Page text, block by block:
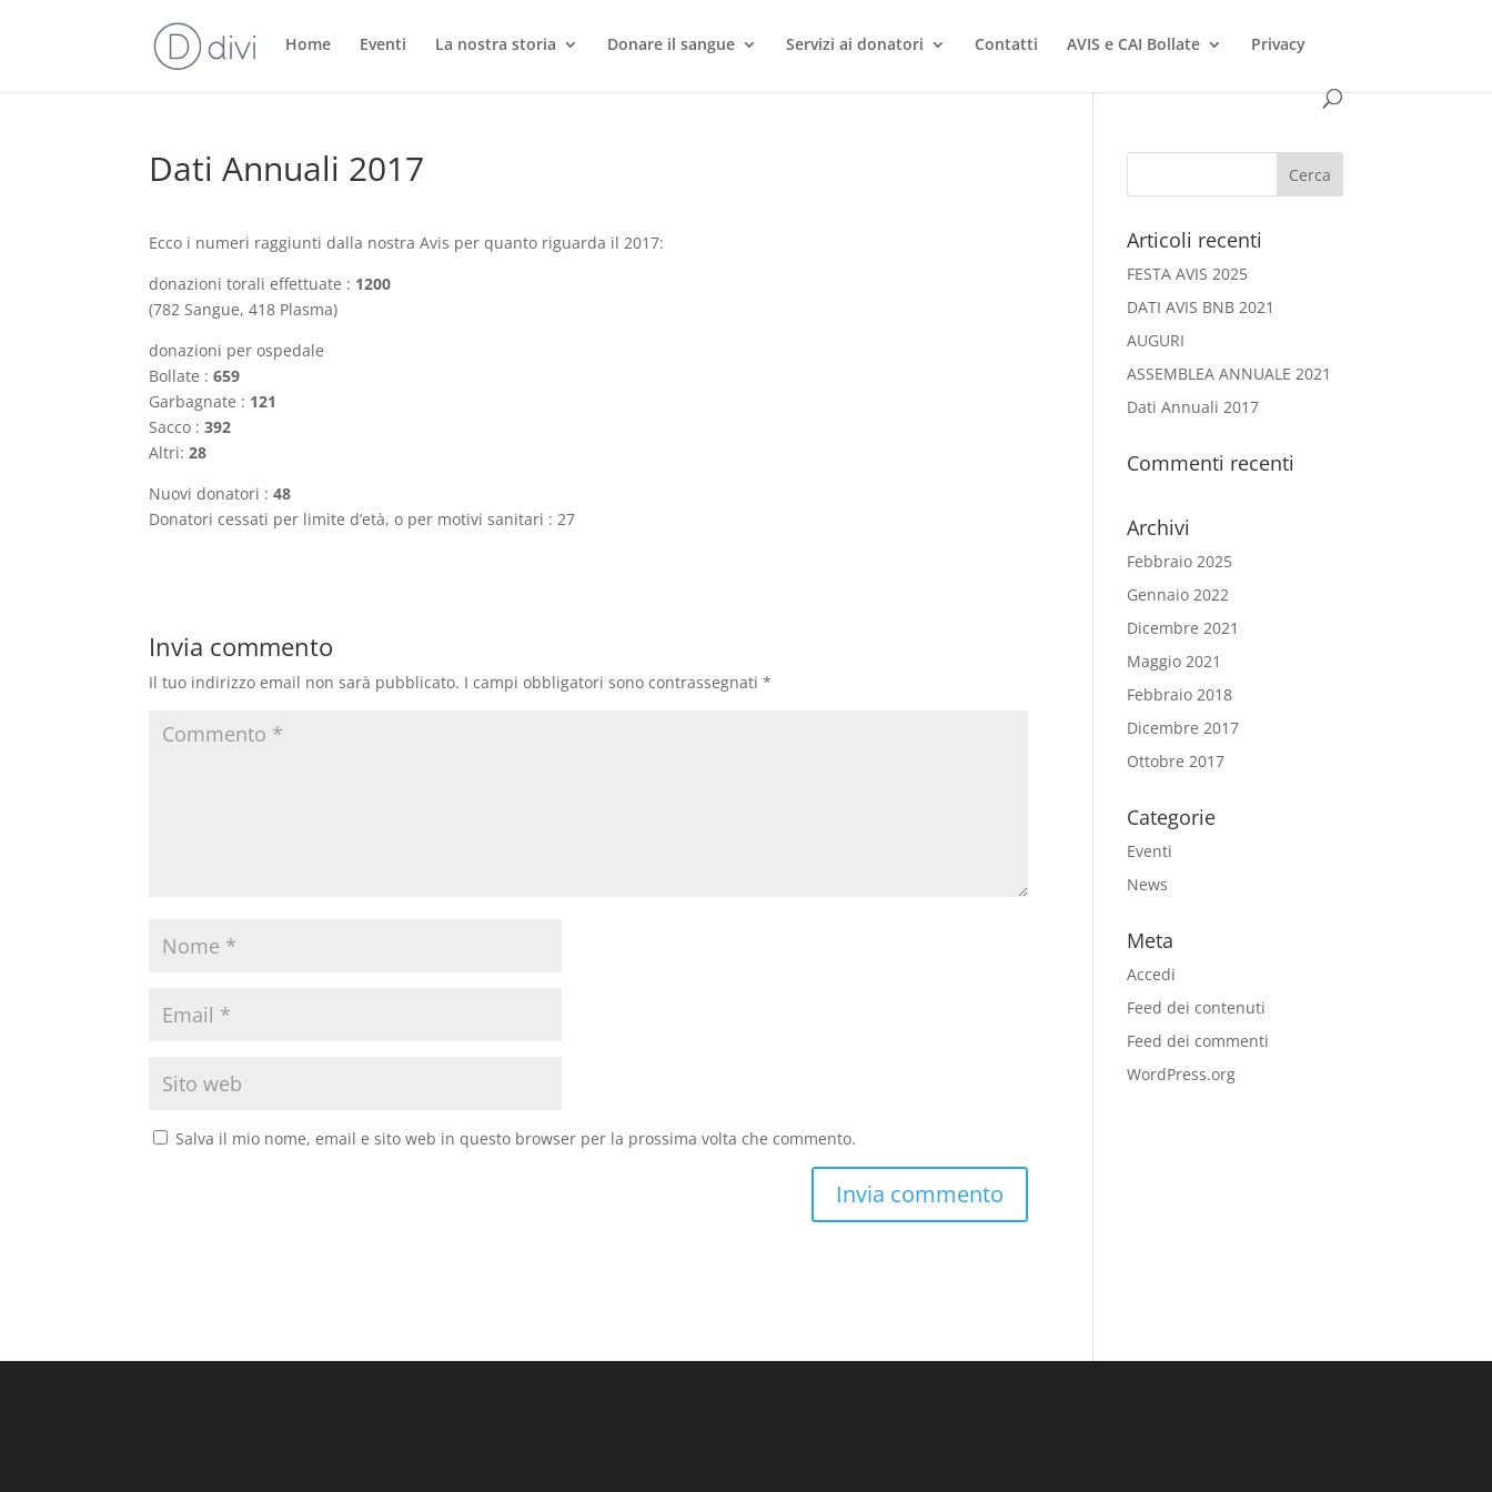
Home Eventi La nostra storia Donare il sangue Servizi ai donatori Contatti AVIS e CAI Bollate Privacy
Dati Annuali 2017
Ecco i numeri raggiunti dalla nostra Avis per quanto riguarda il 2017:
donazioni torali effettuate : 1200
(782 Sangue, 418 Plasma)
donazioni per ospedale
Bollate :659
Garbagnate : 121
Sacco :392
Altri:28
Nuovi donatori :48
Donatori cessati per limite d’età, o per motivi sanitari : 27
Invia commento
Il tuo indirizzo email non sarà pubblicato. I campi obbligatori sono contrassegnati*
Salva il mio nome, email e sito web in questo browser per la prossima volta che commento.
Articoli recenti
FESTA AVIS 2025
DATI AVIS BNB 2021
AUGURI
ASSEMBLEA ANNUALE 2021
Dati Annuali 2017
Commenti recenti
Archivi
Febbraio 2025
Gennaio 2022
Dicembre 2021
Maggio 2021
Febbraio 2018
Dicembre 2017
Ottobre 2017
Categorie
Eventi
News
Meta
Accedi
Feed dei contenuti
Feed dei commenti
WordPress.org